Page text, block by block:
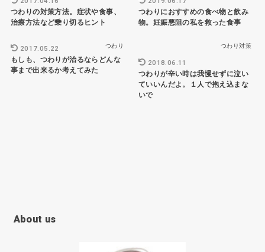
つわりの対策方法。症状や食事、
治療方法など乗り切るヒント
つわりにおすすめの食べ物と飲み
物。妊娠悪阻の私を救った食事
つわり
2017.05.22
もしも、つわりが治るならどんな
事まで出来るか考えてみた
つわり対策
2018.06.11
つわりが辛い時は我慢せずに泣い
ていいんだよ。１人で抱え込まな
いで
About us